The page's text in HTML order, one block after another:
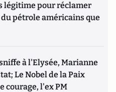
légitime pour réclamer
pétrole américains que
à l'Elysée, Marianne
Le Nobel de la Paix
courage, l'ex PM